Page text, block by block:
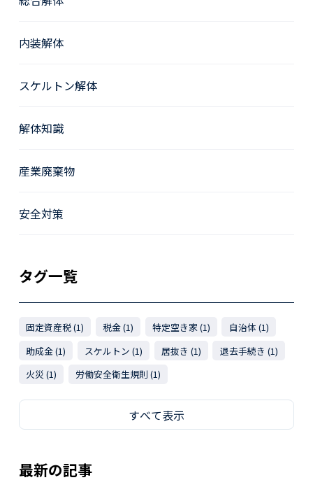
内装解体
スケルトン解体
解体知識
産業廃棄物
安全対策
タグ一覧
固定資産税 (1) 税金 (1) 特定空き家 (1)
自治体 (1)
助成金 (1)
スケルトン (1) 居抜き (1)
退去手続き (1)
火災 (1)
労働安全衛生規則 (1)
すべて表示
最新の記事